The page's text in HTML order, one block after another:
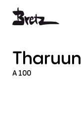
Tharuun
A 100